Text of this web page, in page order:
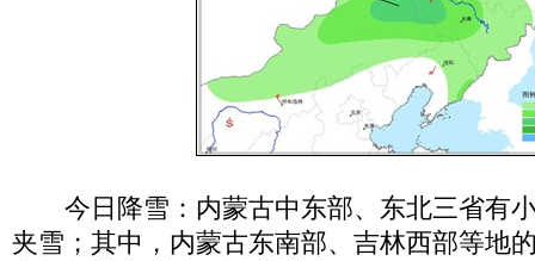
今日降雪：内蒙古中东部、东北三省有
夹雪；其中，内蒙古东南部、吉林西部等地